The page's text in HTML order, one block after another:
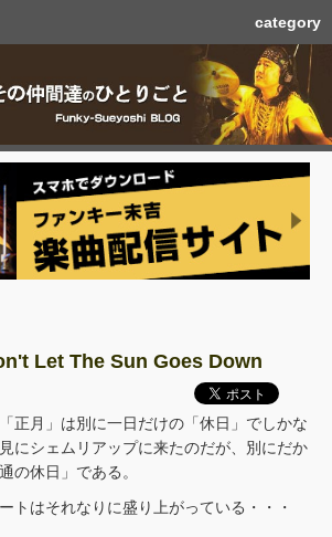
category
Let The Sun Goes Down
正月」は別に一日だけの「休日」でしかな
にシェムリアップに来たのだが、別にだか
の休日」である。
トはそれなりに盛り上がっている・・・